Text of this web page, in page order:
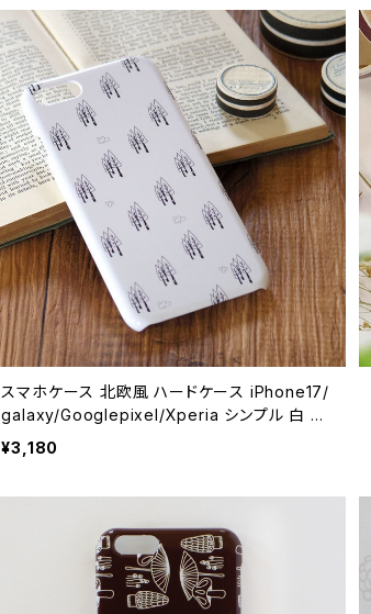
スマホケース 北欧風 ハードケース iPhone17/
galaxy/Googlepixel/Xperia シンプル 白 木
おしゃれ【爽やかな朝】 hardcase
¥3,180